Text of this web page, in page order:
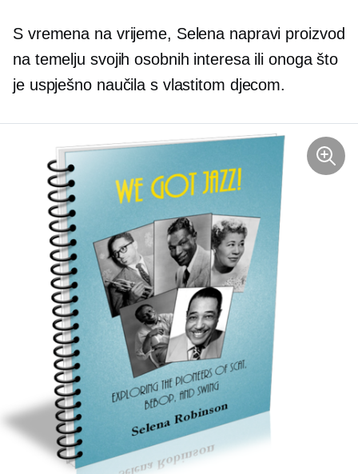
S vremena na vrijeme, Selena napravi proizvod
na temelju svojih osobnih interesa ili onoga što
je uspješno naučila s vlastitom djecom.